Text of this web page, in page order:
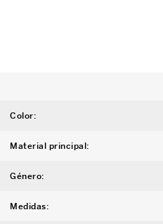
Color:
Material principal:
Género:
Medidas: